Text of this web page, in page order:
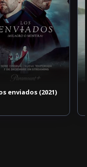
enviados (2021)